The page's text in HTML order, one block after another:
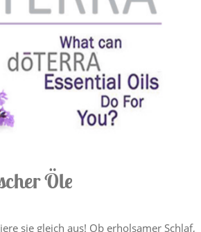
Öle
sie gleich aus! Ob erholsamer Schlaf,